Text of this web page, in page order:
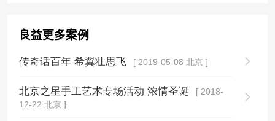
良益更多案例
传奇话百年 希翼壮思飞 [ 2019-05-08 北京 ]
北京之星手工艺术专场活动 浓情圣诞
[ 2018-
12-22 北京 ]